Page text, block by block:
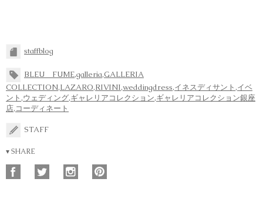
staffblog
BLEU FUME,galleria,GALLERIA
COLLECTION,LAZARO,RIVINI,weddingdress,イネスディサント ,イベ
ント ,ウェディング,ギャレリアコレクション,ギャレリアコレクション銀座
店,コーディネート
STAFF
▾ SHARE